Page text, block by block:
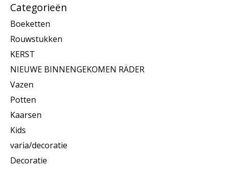
Categorieën
Boeketten
Rouwstukken
KERST
NIEUWE BINNENGEKOMEN RÄDER
Vazen
Potten
Kaarsen
Kids
varia/decoratie
Decoratie